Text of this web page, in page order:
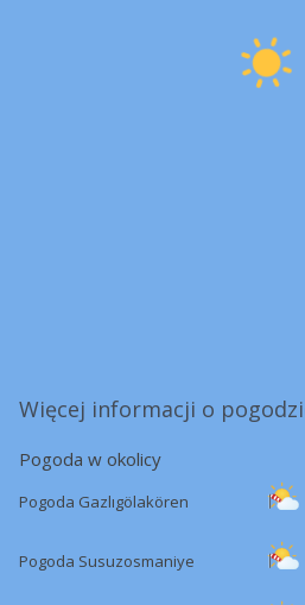
Więcej informacji o
Pogoda w okolicy
Pogoda Gazlıgölakören
Pogoda Susuzosmaniye